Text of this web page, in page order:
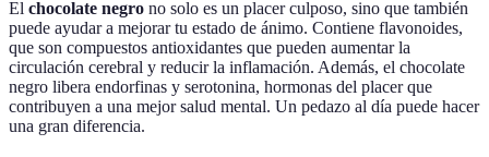
El chocolate negro no solo es un placer culposo, sino que también
puede ayudar a mejorar tu estado de ánimo. Contiene flavonoides,
que son compuestos antioxidantes que pueden aumentar la
circulación cerebral y reducir la inflamación. Además, el chocolate
negro libera endorfinas y serotonina, hormonas del placer que
contribuyen a una mejor salud mental. Un pedazo al día puede hacer
una gran diferencia.